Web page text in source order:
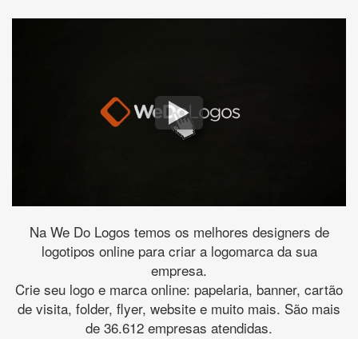
Na We Do Logos temos os melhores designers de
logotipos online para criar a logomarca da sua
empresa.
Crie seu logo e marca online: papelaria, banner, cartão
de visita, folder, flyer, website e muito mais. São mais
de 36.612 empresas atendidas.